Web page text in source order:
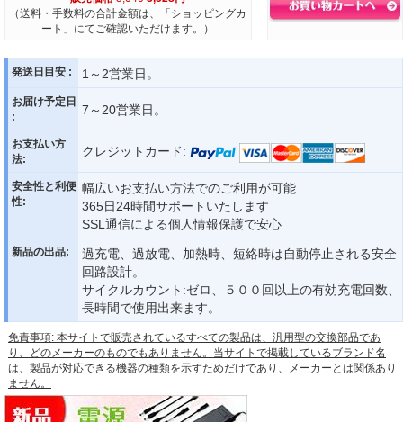
（送料・手数料の合計金額は、「ショッピングカ
ート」にてご確認いただけます。）
発送日目安 : 1～2営業日。
お届け予定日
:
7～20営業日。
お支払い方
法:
クレジットカード:
安全性と利便
性:
幅広いお支払い方法でのご利用が可能
365日24時間サポートいたします
SSL通信による個人情報保護で安心
新品の出品:
過充電、過放電、加熱時、短絡時は自動停止される安全
回路設計。
サイクルカウント:ゼロ、５００回以上の有効充電回数、
長時間で使用出来ます。
免責事項: 本サイトで販売されているすべての製品は、汎用型の交換部品であ
り、どのメーカーのものでもありません。当サイトで掲載しているブランド名
は、製品が対応できる機器の種類を示すためだけであり、メーカーとは関係あり
ません。